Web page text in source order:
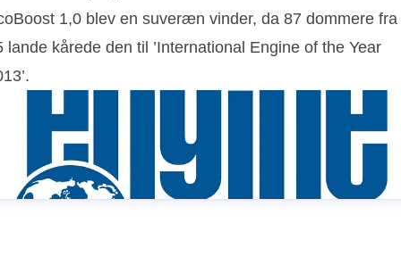
1,0 blev en suveræn vinder, da 87 dommere fra
lande kårede den til ’International Engine of the Year